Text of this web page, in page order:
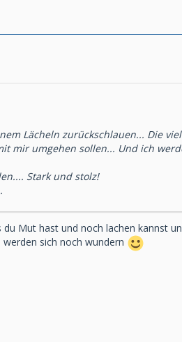
Lächeln zurückschlauen... Die
mir umgehen sollen... Und ich
Stark und stolz!
du Mut hast und noch lachen kannst
sich noch wundern